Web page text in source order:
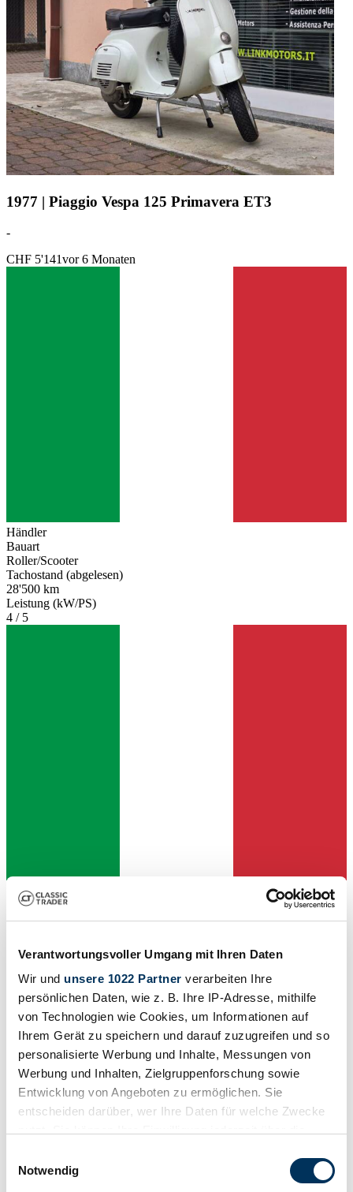
Verantwortungsvoller Umgang mit Ihren Daten
Wir und unsere 1022 Partner verarbeiten Ihre
persönlichen Daten, wie z. B. Ihre IP-Adresse, mithilfe
von Technologien wie Cookies, um Informationen auf
Ihrem Gerät zu speichern und darauf zuzugreifen und so
personalisierte Werbung und Inhalte, Messungen von
Werbung und Inhalten, Zielgruppenforschung sowie
Entwicklung von Angeboten zu ermöglichen. Sie
entscheiden darüber, wer Ihre Daten für welche Zwecke
Trigger Symbol ändern oder widerrufen
Notwendig
1977 | Piaggio Vespa 125 Primavera ET3
-
CHF 5'141vor 6 Monaten
Händler
Bauart
Roller/Scooter
Tachostand (abgelesen)
28'500 km
Leistung (kW/PS)
4 / 5
Händler
Händler
Abgelaufenes Inserat